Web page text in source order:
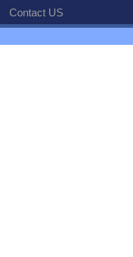
Contact US